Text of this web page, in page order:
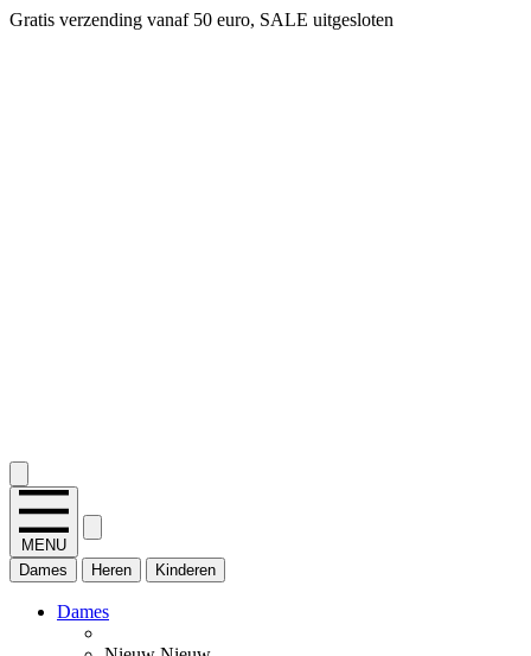
Gratis verzending vanaf 50 euro, SALE uitgesloten
MENU
Dames
Heren Kinderen
Dames